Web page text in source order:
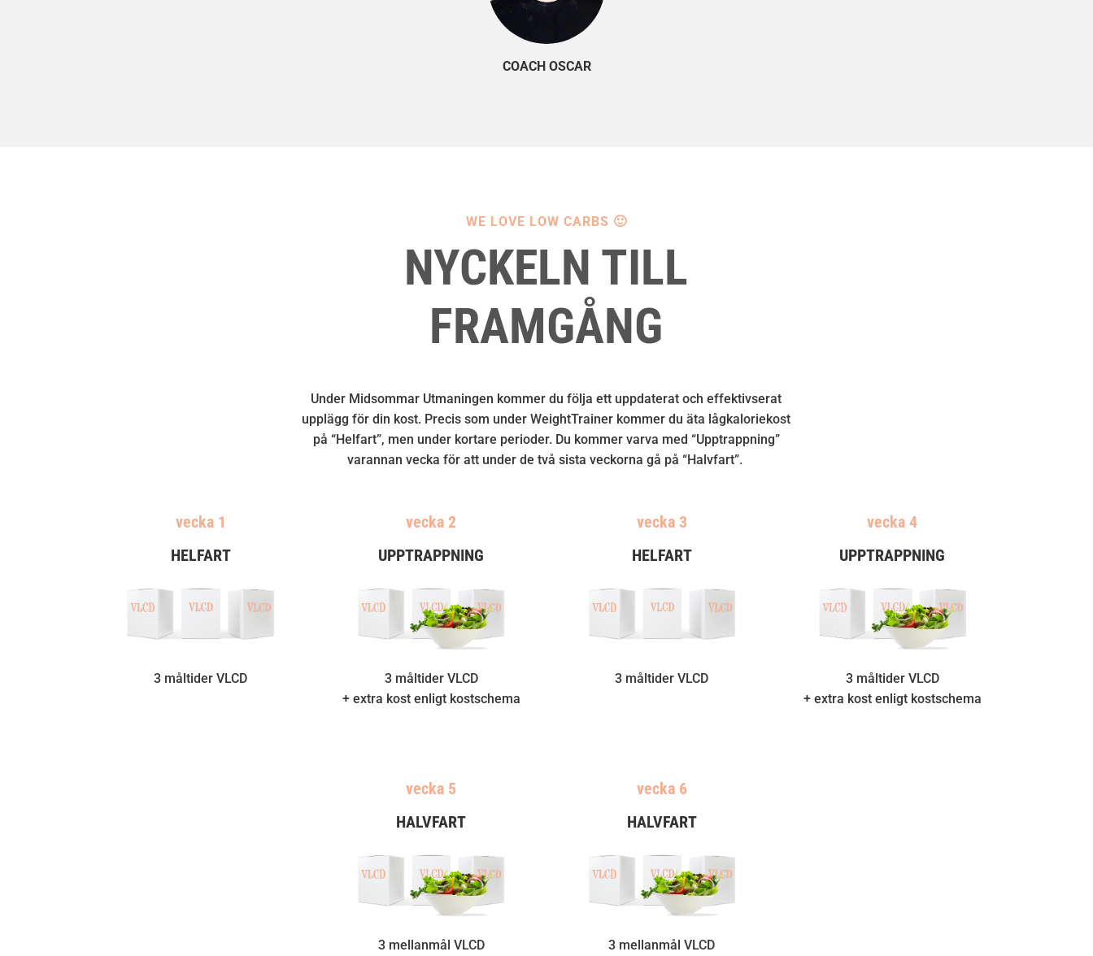
COACH OSCAR
WE LOVE LOW CARBS 🙂
NYCKELN TILL
FRAMGÅNG
Under Midsommar Utmaningen kommer du följa ett uppdaterat och effektivserat
upplägg för din kost. Precis som under WeightTrainer kommer du äta lågkaloriekost
på “Helfart”, men under kortare perioder. Du kommer varva med “Upptrappning”
varannan vecka för att under de två sista veckorna gå på “Halvfart”.
vecka 1
HELFART
3 måltider VLCD
vecka 2
UPPTRAPPNING
3 måltider VLCD
+ extra kost enligt kostschema
vecka 3
HELFART
3 måltider VLCD
vecka 4
UPPTRAPPNING
3 måltider VLCD
+ extra kost enligt kostschema
vecka 5
HALVFART
3 mellanmål VLCD
vecka 6
HALVFART
3 mellanmål VLCD